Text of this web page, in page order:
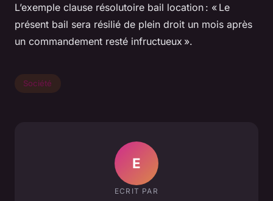
L’exemple clause résolutoire bail location : « Le
présent bail sera résilié de plein droit un mois après
un commandement resté infructueux ».
Société
E
ECRIT PAR